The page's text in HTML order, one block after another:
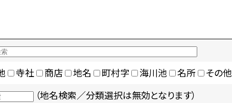
寺社 商店 地名 町村字 海川池 名所
その他
（地名検索／分類選択は無効となります）